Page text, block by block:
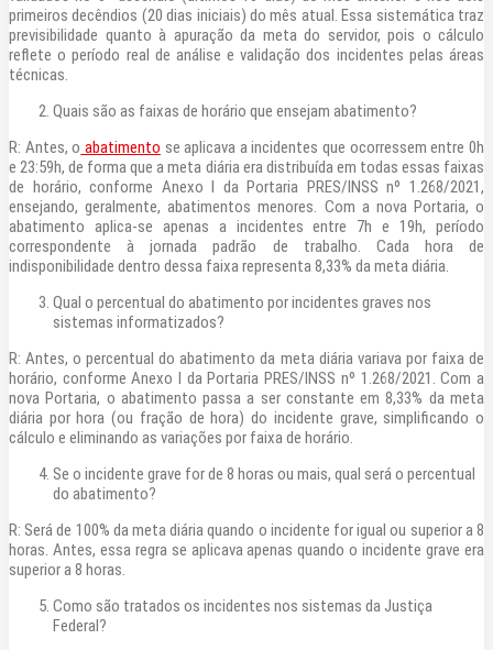
primeiros decêndios (20 dias iniciais) do mês atual. Essa sistemática traz
previsibilidade quanto à apuração da meta do servidor, pois o cálculo
reflete o período real de análise e validação dos incidentes pelas áreas
técnicas.
Quais são as faixas de horário que ensejam abatimento?
R: Antes, o abatimento se aplicava a incidentes que ocorressem entre 0h
e 23:59h, de forma que a meta diária era distribuída em todas essas faixas
de horário, conforme Anexo I da Portaria PRES/INSS nº 1.268/2021,
ensejando, geralmente, abatimentos menores. Com a nova Portaria, o
abatimento aplica-se apenas a incidentes entre 7h e 19h, período
correspondente à jornada padrão de trabalho. Cada hora de
indisponibilidade dentro dessa faixa representa 8,33% da meta diária.
Qual o percentual do abatimento por incidentes graves nos
sistemas informatizados?
R: Antes, o percentual do abatimento da meta diária variava por faixa de
horário, conforme Anexo I da Portaria PRES/INSS nº 1.268/2021. Com a
nova Portaria, o abatimento passa a ser constante em 8,33% da meta
diária por hora (ou fração de hora) do incidente grave, simplificando o
cálculo e eliminando as variações por faixa de horário.
Se o incidente grave for de 8 horas ou mais, qual será o percentual
do abatimento?
R: Será de 100% da meta diária quando o incidente for igual ou superior a 8
horas. Antes, essa regra se aplicava apenas quando o incidente grave era
superior a 8 horas.
Como são tratados os incidentes nos sistemas da Justiça
Federal?